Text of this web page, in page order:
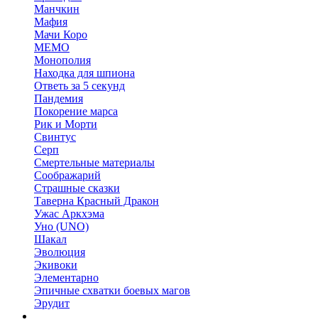
Манчкин
Мафия
Мачи Коро
МЕМО
Монополия
Находка для шпиона
Ответь за 5 секунд
Пандемия
Покорение марса
Рик и Морти
Свинтус
Серп
Смертельные материалы
Соображарий
Страшные сказки
Таверна Красный Дракон
Ужас Аркхэма
Уно (UNO)
Шакал
Эволюция
Экивоки
Элементарно
Эпичные схватки боевых магов
Эрудит